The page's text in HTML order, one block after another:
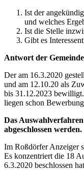
Ist der
und welches
Ist die Stelle
Gibt es
Antwort der
Der am 16.3.2020
und am 12.10.20 als
bis 31.12.2023
liegen schon
Das
abgeschlossen werden.
Im Roßdörfer Anzeiger
Es konzentriert die 18
6.3.2020 beschlossen